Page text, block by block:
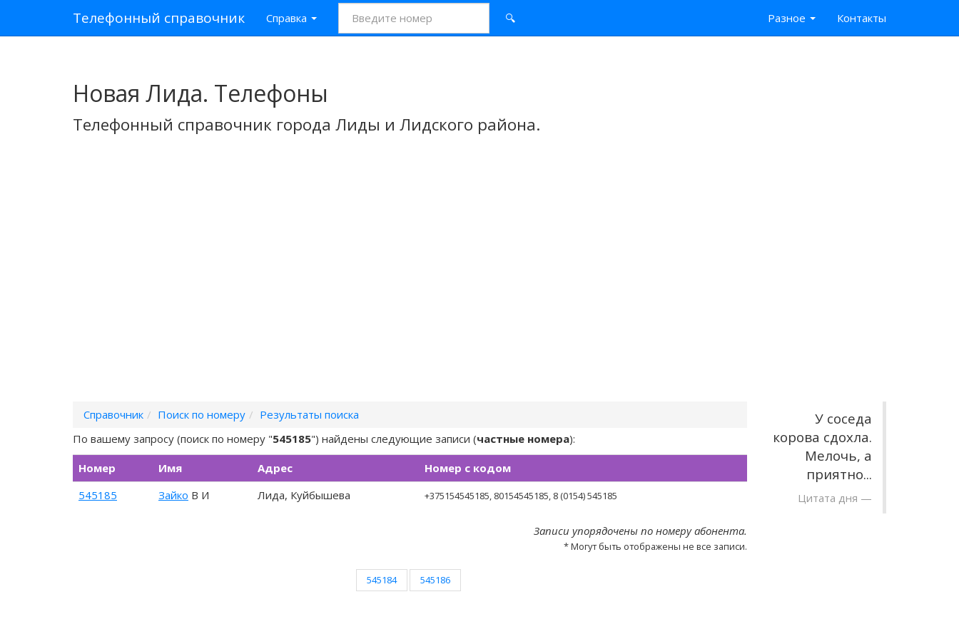
Телефонный справочник Справка 🔍 Разное Контакты
Новая Лида. Телефоны
Телефонный справочник города Лиды и Лидского района.
Справочник Поиск по номеру
Результаты поиска
По вашему запросу (поиск по номеру "545185") найдены следующие записи (частные номера):
Номер Имя Адрес
Номер с кодом
545185
Зайко В И Лида, Куйбышева +375154545185 , 80154545185, 8 (0154) 545185
Записи упорядочены по номеру абонента.
* Могут быть отображены не все записи.
545184 545186
У соседа
корова сдохла.
Мелочь, а
приятно...
Цитата дня